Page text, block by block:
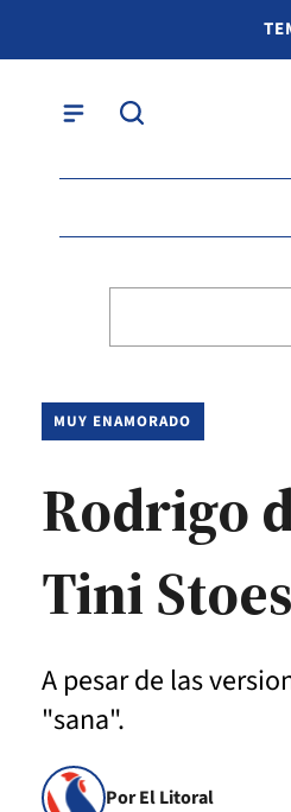
MUY ENAMORADO
Rodrigo
Tini
A pesar de las
"sana".
Por El Litoral